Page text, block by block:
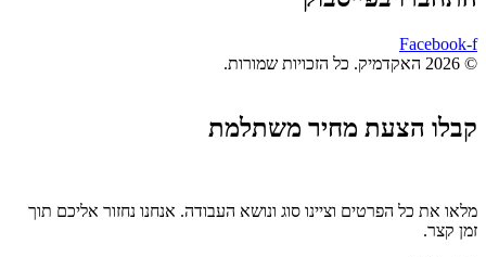
Facebook-f
© 2026 האקדמיק. כל הזכויות שמורות.
קבלו הצעת מחיר משתלמת
מלאו את כל הפרטים וציינו סוג ונושא העבודה. אנחנו נחזור אליכם תוך
זמן קצר.